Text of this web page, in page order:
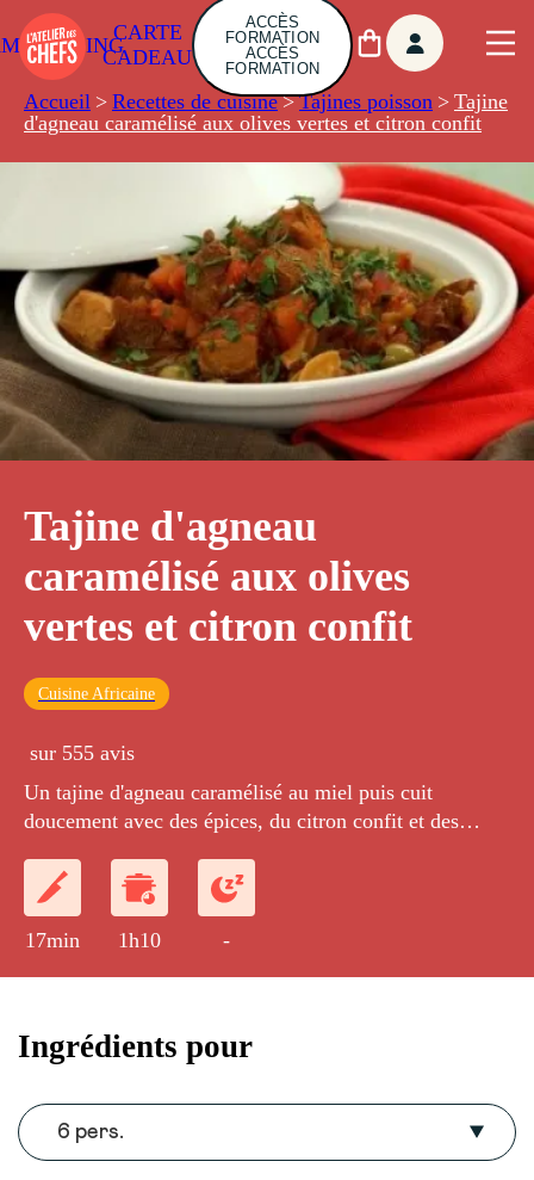
CARTE
CADEAU
ACCÈS
FORMATION
ACCÈS
FORMATION
Accueil > Recettes de cuisine > Tajines poisson > Tajine
d'agneau caramélisé aux olives vertes et citron confit
Tajine d'agneau
caramélisé aux olives
vertes et citron confit
Cuisine Africaine
sur 555 avis
Un tajine d'agneau caramélisé au miel puis cuit
doucement avec des épices, du citron confit et des
17min 1h10 -
Ingrédients pour
6 pers.